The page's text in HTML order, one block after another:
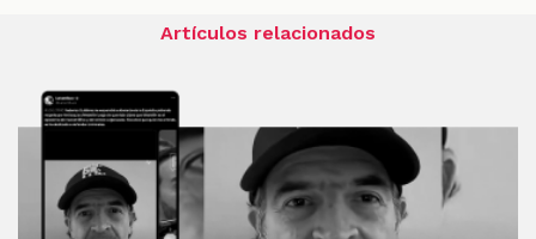
Artículos relacionados